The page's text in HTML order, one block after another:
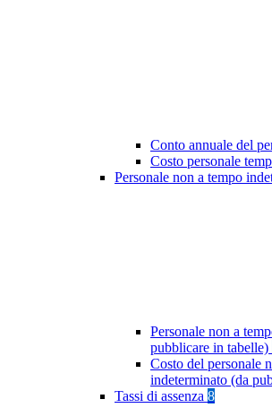
Conto annuale del
Costo personale
Personale non a tempo
Personale non a
pubblicare in tabelle)
Costo del personale
indeterminato (da
Tassi di assenza 8